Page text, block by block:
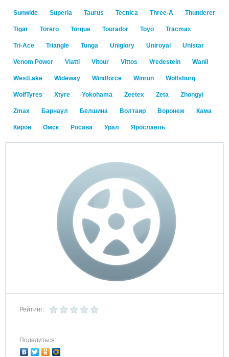
Sunwide Superia Taurus Tecnica Three-A Thunderer
Tigar Torero Torque Tourador Toyo Tracmax
Tri-Ace Triangle Tunga Uniglory Uniroyal Unistar
Venom Power Viatti Vitour Vittos Vredestein Wanli
WestLake Wideway Windforce Winrun Wolfsburg
WolfTyres Xtyre Yokohama Zeetex Zeta Zhongyi
Zmax Барнаул Белшина Волтаир Воронеж Кама
Киров Омск Росава Урал Ярославль
Рейтинг:
Поделиться: